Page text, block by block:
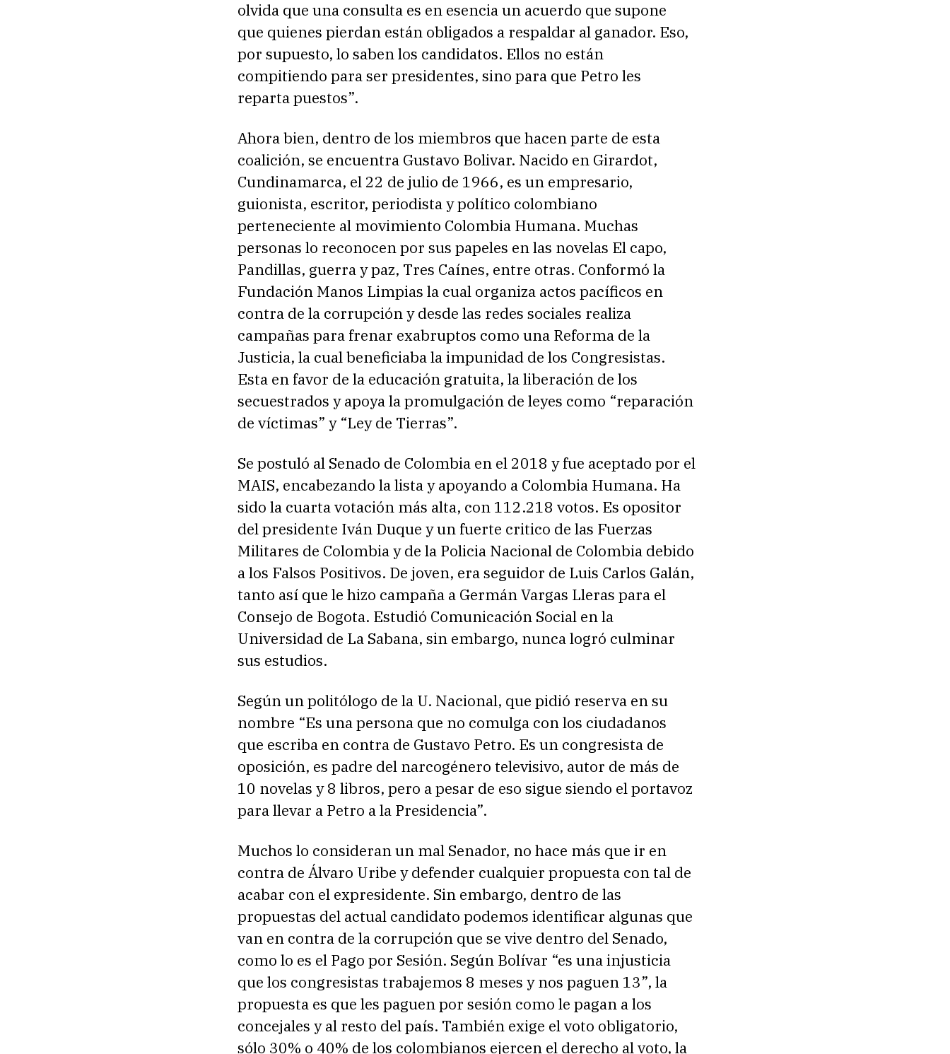
olvida que una consulta es en esencia un acuerdo que supone
que quienes pierdan están obligados a respaldar al ganador. Eso,
por supuesto, lo saben los candidatos. Ellos no están
compitiendo para ser presidentes, sino para que Petro les
reparta puestos”.
Ahora bien, dentro de los miembros que hacen parte de esta
coalición, se encuentra Gustavo Bolivar. Nacido en Girardot,
Cundinamarca, el 22 de julio de 1966, es un empresario,
guionista, escritor, periodista y político colombiano
perteneciente al movimiento Colombia Humana. Muchas
personas lo reconocen por sus papeles en las novelas El capo,
Pandillas, guerra y paz, Tres Caínes, entre otras. Conformó la
Fundación Manos Limpias la cual organiza actos pacíficos en
contra de la corrupción y desde las redes sociales realiza
campañas para frenar exabruptos como una Reforma de la
Justicia, la cual beneficiaba la impunidad de los Congresistas.
Esta en favor de la educación gratuita, la liberación de los
secuestrados y apoya la promulgación de leyes como “reparación
de víctimas” y “Ley de Tierras”.
Se postuló al Senado de Colombia en el 2018 y fue aceptado por el
MAIS, encabezando la lista y apoyando a Colombia Humana. Ha
sido la cuarta votación más alta, con 112.218 votos. Es opositor
del presidente Iván Duque y un fuerte critico de las Fuerzas
Militares de Colombia y de la Policia Nacional de Colombia debido
a los Falsos Positivos. De joven, era seguidor de Luis Carlos Galán,
tanto así que le hizo campaña a Germán Vargas Lleras para el
Consejo de Bogota. Estudió Comunicación Social en la
Universidad de La Sabana, sin embargo, nunca logró culminar
sus estudios.
Según un politólogo de la U. Nacional, que pidió reserva en su
nombre “Es una persona que no comulga con los ciudadanos
que escriba en contra de Gustavo Petro. Es un congresista de
oposición, es padre del narcogénero televisivo, autor de más de
10 novelas y 8 libros, pero a pesar de eso sigue siendo el portavoz
para llevar a Petro a la Presidencia”.
Muchos lo consideran un mal Senador, no hace más que ir en
contra de Álvaro Uribe y defender cualquier propuesta con tal de
acabar con el expresidente. Sin embargo, dentro de las
propuestas del actual candidato podemos identificar algunas que
van en contra de la corrupción que se vive dentro del Senado,
como lo es el Pago por Sesión. Según Bolívar “es una injusticia
que los congresistas trabajemos 8 meses y nos paguen 13”, la
propuesta es que les paguen por sesión como le pagan a los
concejales y al resto del país. También exige el voto obligatorio,
sólo 30% o 40% de los colombianos ejercen el derecho al voto, la